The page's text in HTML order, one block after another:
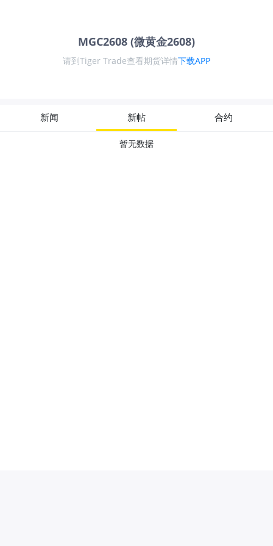
MGC2608 (微黄金2608)
请到Tiger Trade查看期货详情下载APP
新闻 新帖 合约
暂无数据